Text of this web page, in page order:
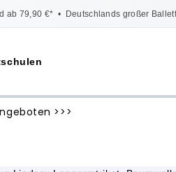
ab 79,90 €* • Deutschlands großer
>>>